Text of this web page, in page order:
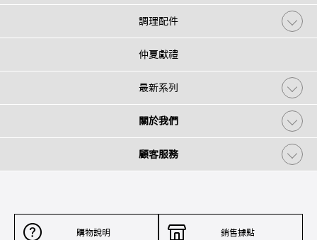
調理配件
仲夏獻禮
最新系列
關於我們
顧客服務
購物說明 銷售據點